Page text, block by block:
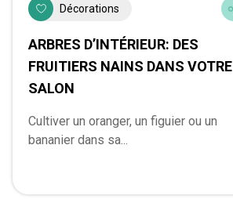
Décorations
ARBRES D’INTÉRIEUR: DES
FRUITIERS NAINS DANS VOTRE
SALON
Cultiver un oranger, un figuier ou un
bananier dans sa...